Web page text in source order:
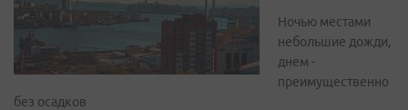
Ночью местами
небольшие дожди,
днем -
преимущественно
без осадков